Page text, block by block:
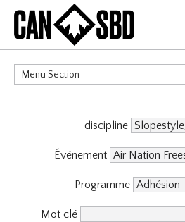
Menu Section
Événements & Compétitions
discipline
Événement
Programme
Mot clé